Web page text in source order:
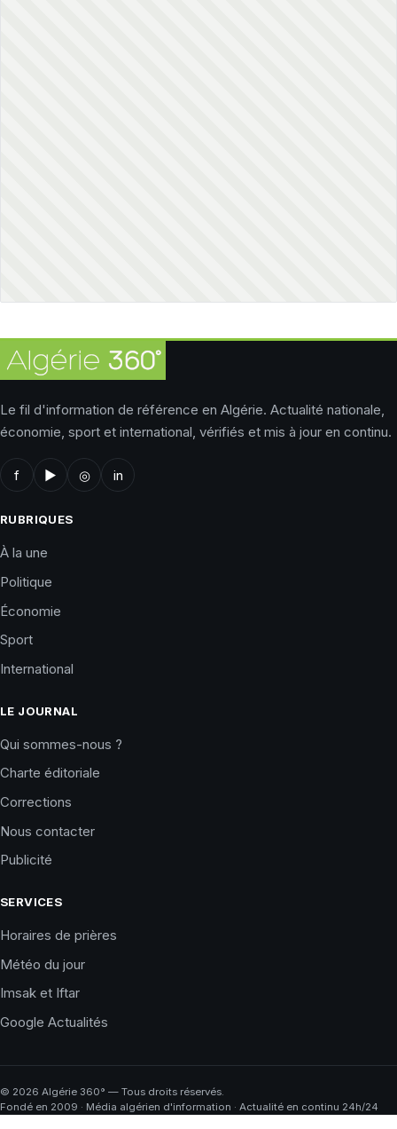
Le fil d'information de référence en Algérie. Actualité nationale,
économie, sport et international, vérifiés et mis à jour en continu.
f ▶ ◎ in
RUBRIQUES
À la une
Politique
Économie
Sport
International
LE JOURNAL
Qui sommes-nous ?
Charte éditoriale
Corrections
Nous contacter
Publicité
SERVICES
Horaires de prières
Météo du jour
Imsak et Iftar
Google Actualités
© 2026 Algérie 360° — Tous droits réservés.
Fondé en 2009 · Média algérien d'information · Actualité en continu 24h/24